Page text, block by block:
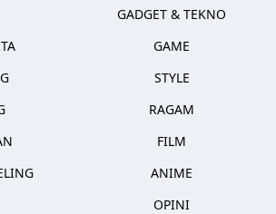
GADGET & TEKNO
GAME
STYLE
RAGAM
FILM
ANIME
OPINI